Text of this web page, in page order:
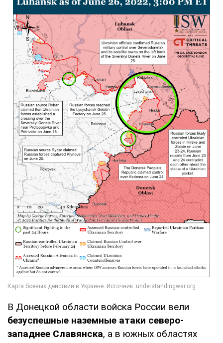
В Донецкой области войска России вели
безуспешные наземные атаки северо-
западнее Славянска, а в южных областях